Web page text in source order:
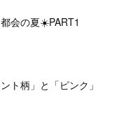
会の夏☀️PART1
ト柄」と「ピンク」